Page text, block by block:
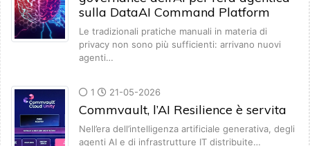
sulla DataAI Command Platform
Le tradizionali pratiche manuali in materia di
privacy non sono più sufficienti: arrivano nuovi
agenti…
1 21-05-2026
Commvault, l’AI Resilience è servita
Nell’era dell’intelligenza artificiale generativa, degli
agenti AI e di infrastrutture IT distribuite…